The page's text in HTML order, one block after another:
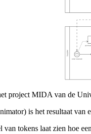
project MIDA van de
is het resultaat
tokens laat zien hoe